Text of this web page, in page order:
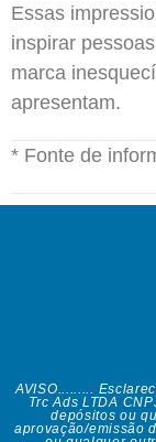
Essas
inspirar
marca
apresentam.
* Fonte de
AVISO.........
Trc Ads LTDA
depósitos ou
aprovação/emissão